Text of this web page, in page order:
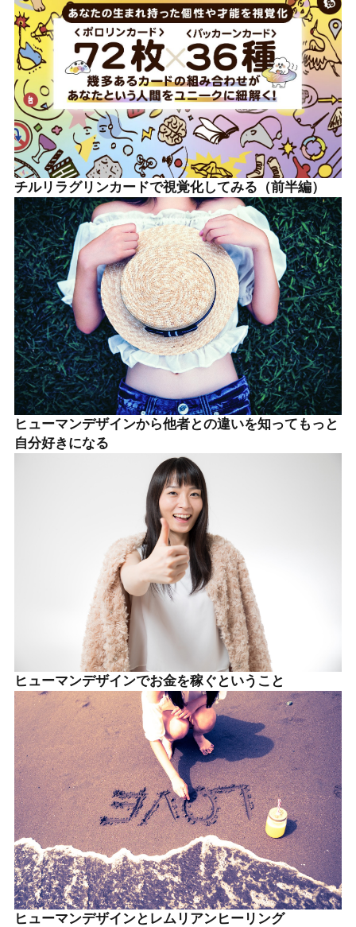
チルリラグリンカードで視覚化してみる（前半編）
ヒューマンデザインから他者との違いを知ってもっと
自分好きになる
ヒューマンデザインでお金を稼ぐということ
ヒューマンデザインとレムリアンヒーリング